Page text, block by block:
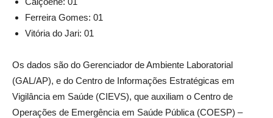
Ferreira Gomes: 01
Vitória do Jari: 01
Os dados são do Gerenciador de Ambiente Laboratorial
(GAL/AP), e do Centro de Informações Estratégicas em
Vigilância em Saúde (CIEVS), que auxiliam o Centro de
Operações de Emergência em Saúde Pública (COESP) –